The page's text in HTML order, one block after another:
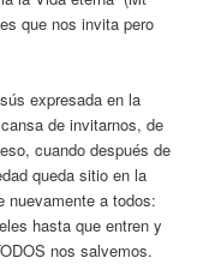
que nos invita pero
expresada en la
de invitarnos, de
cuando después de
queda sitio en la
nuevamente a todos:
hasta que entren y
nos salvemos.